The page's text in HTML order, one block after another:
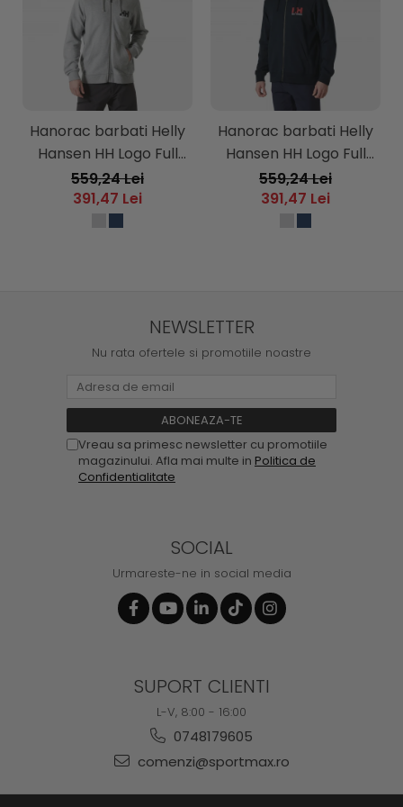
Hanorac barbati Helly
Hansen HH Logo Full
Zip Hoodie 2.0
559,24 Lei
391,47 Lei
Hanorac barbati Helly
Hansen HH Logo Full
Zip Hoodie 2.0
559,24 Lei
391,47 Lei
NEWSLETTER
Nu rata ofertele si promotiile noastre
Vreau sa primesc newsletter cu promotiile
magazinului. Afla mai multe in Politica de
Confidentialitate
SOCIAL
Urmareste-ne in social media
SUPORT CLIENTI
L-V, 8:00 - 16:00
0748179605
comenzi@sportmax.ro